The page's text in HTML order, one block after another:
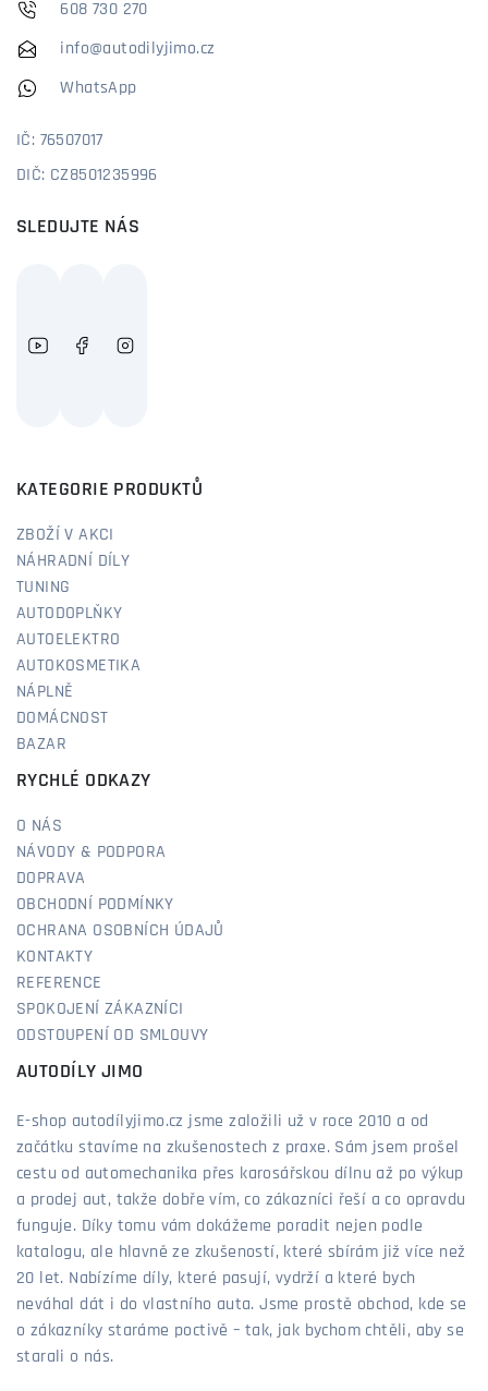
608 730 270
info@autodilyjimo.cz
WhatsApp
IČ: 76507017
DIČ: CZ8501235996
SLEDUJTE NÁS
KATEGORIE PRODUKTŮ
ZBOŽÍ V AKCI
NÁHRADNÍ DÍLY
TUNING
AUTODOPLŇKY
AUTOELEKTRO
AUTOKOSMETIKA
NÁPLNĚ
DOMÁCNOST
BAZAR
RYCHLÉ ODKAZY
O NÁS
NÁVODY & PODPORA
DOPRAVA
OBCHODNÍ PODMÍNKY
OCHRANA OSOBNÍCH ÚDAJŮ
KONTAKTY
REFERENCE
SPOKOJENÍ ZÁKAZNÍCI
ODSTOUPENÍ OD SMLOUVY
AUTODÍLY JIMO
E-shop autodílyjimo.cz jsme založili už v roce 2010 a od
začátku stavíme na zkušenostech z praxe. Sám jsem prošel
cestu od automechanika přes karosářskou dílnu až po výkup
a prodej aut, takže dobře vím, co zákazníci řeší a co opravdu
funguje. Díky tomu vám dokážeme poradit nejen podle
katalogu, ale hlavně ze zkušeností, které sbírám již více než
20 let. Nabízíme díly, které pasují, vydrží a které bych
neváhal dát i do vlastního auta. Jsme prostě obchod, kde se
o zákazníky staráme poctivě – tak, jak bychom chtěli, aby se
starali o nás.